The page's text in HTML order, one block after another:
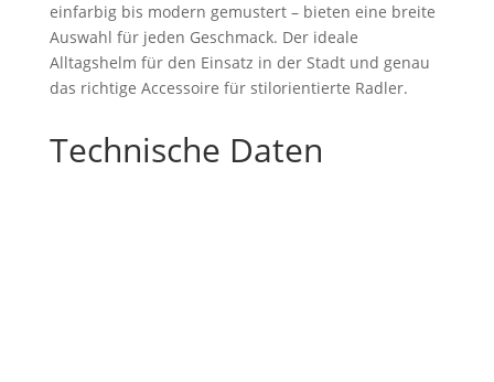
einfarbig bis modern gemustert – bieten eine breite
Auswahl für jeden Geschmack. Der ideale
Alltagshelm für den Einsatz in der Stadt und genau
das richtige Accessoire für stilorientierte Radler.
Technische Daten